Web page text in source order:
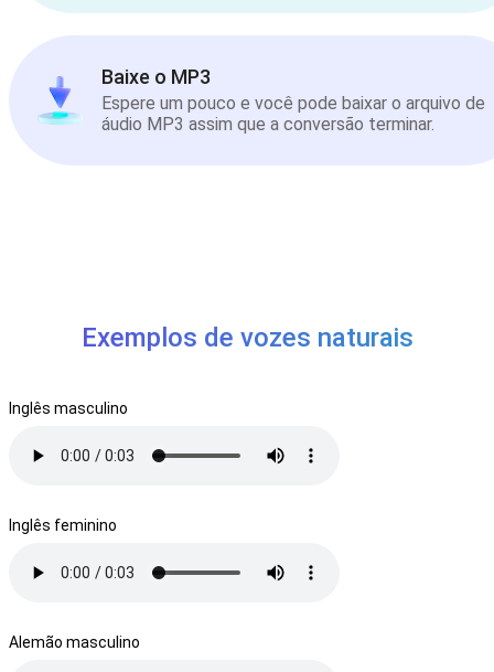
Baixe o MP3
Espere um pouco e você pode baixar o arquivo de
áudio MP3 assim que a conversão terminar.
Exemplos de vozes naturais
Inglês masculino
Inglês feminino
Alemão masculino